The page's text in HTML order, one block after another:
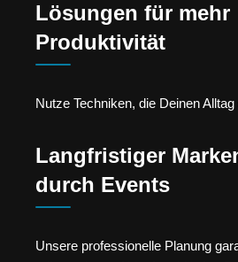
Lösungen für mehr
Produktivität
Nutze Techniken, die Deinen
Langfristiger
durch Events
Unsere professionelle Planung